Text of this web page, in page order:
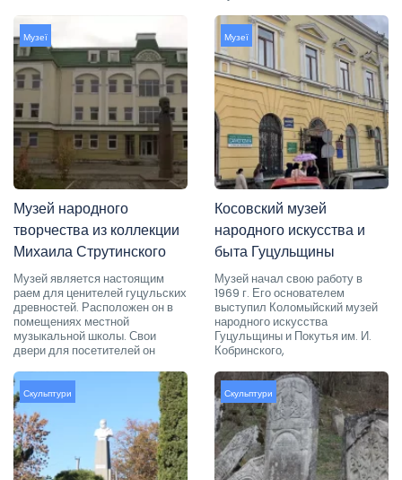
Музеї
Музей народного
творчества из коллекции
Михаила Струтинского
Музей является настоящим
раем для ценителей гуцульских
древностей. Расположен он в
помещениях местной
музыкальной школы. Свои
двери для посетителей он
Музеї
Косовский музей
народного искусства и
быта Гуцульщины
Музей начал свою работу в
1969 г. Его основателем
выступил Коломыйский музей
народного искусства
Гуцульщины и Покутья им. И.
Кобринского,
Скульптури Скульптури